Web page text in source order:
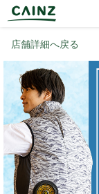
店舗詳細へ戻る